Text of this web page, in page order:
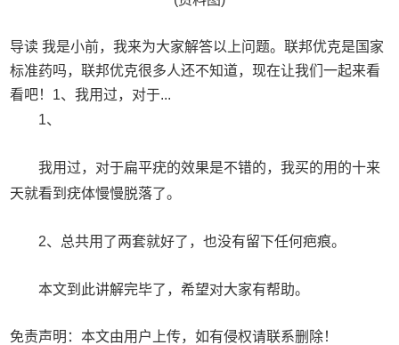
导读 我是小前，我来为大家解答以上问题。联邦优克是国家
标准药吗，联邦优克很多人还不知道，现在让我们一起来看
看吧！1、我用过，对于...
1、
我用过，对于扁平疣的效果是不错的，我买的用的十来
天就看到疣体慢慢脱落了。
2、总共用了两套就好了，也没有留下任何疤痕。
本文到此讲解完毕了，希望对大家有帮助。
免责声明：本文由用户上传，如有侵权请联系删除！